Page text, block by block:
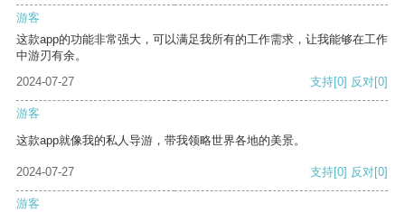
游客
这款app的功能非常强大，可以满足我所有的工作需求，让我能够在工作
中游刃有余。
2024-07-27
支持[0] 反对[0]
游客
这款app就像我的私人导游，带我领略世界各地的美景。
2024-07-27 支持[0] 反对[0]
游客